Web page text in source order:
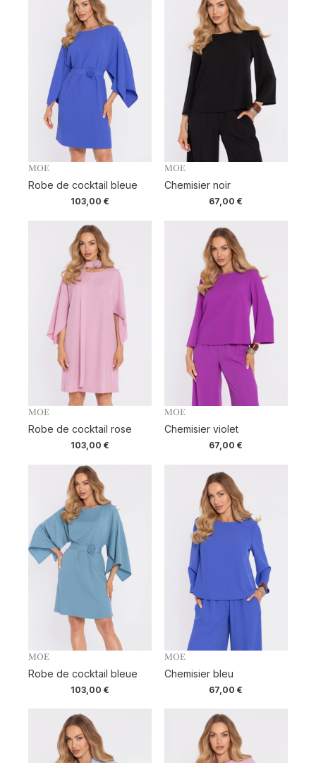
MOE
Robe de cocktail bleue
103,00€
MOE
Chemisier noir
67,00€
MOE
Robe de cocktail rose
103,00€
MOE
Chemisier violet
67,00€
MOE
Robe de cocktail bleue
103,00€
MOE
Chemisier bleu
67,00€